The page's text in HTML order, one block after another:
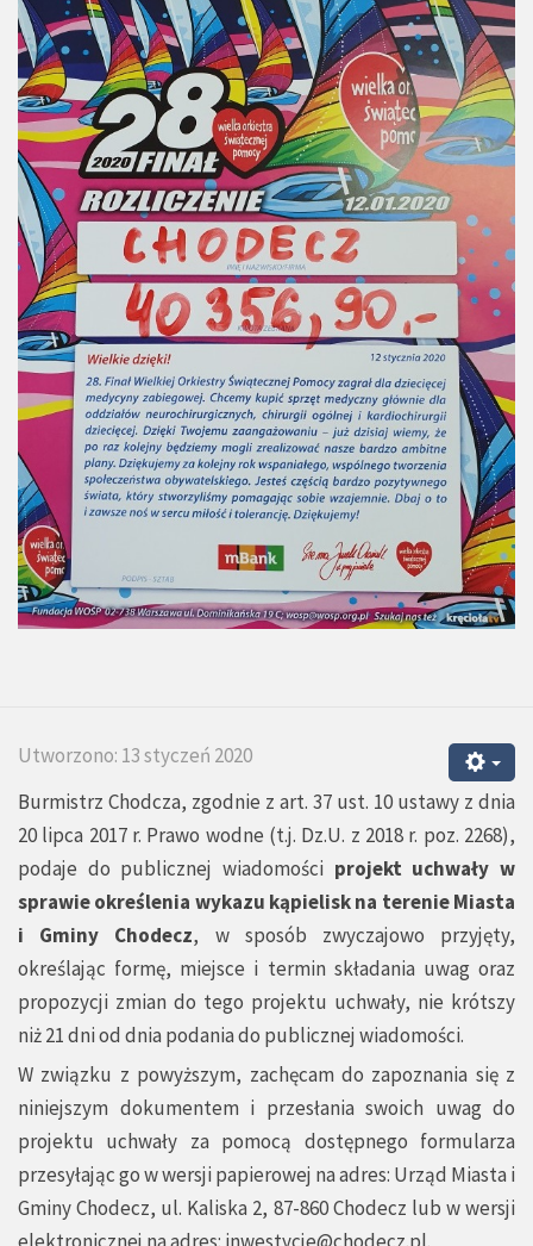
Utworzono: 13 styczeń 2020
Burmistrz Chodcza, zgodnie z art. 37 ust. 10 ustawy z dnia
20 lipca 2017 r. Prawo wodne (t.j. Dz.U. z 2018 r. poz. 2268),
podaje do publicznej wiadomości projekt uchwały w
sprawie określenia wykazu kąpielisk na terenie Miasta
i Gminy Chodecz, w sposób zwyczajowo przyjęty,
określając formę, miejsce i termin składania uwag oraz
propozycji zmian do tego projektu uchwały, nie krótszy
niż 21 dni od dnia podania do publicznej wiadomości.
W związku z powyższym, zachęcam do zapoznania się z
niniejszym dokumentem i przesłania swoich uwag do
projektu uchwały za pomocą dostępnego formularza
przesyłając go w wersji papierowej na adres: Urząd Miasta i
Gminy Chodecz, ul. Kaliska 2, 87-860 Chodecz lub w wersji